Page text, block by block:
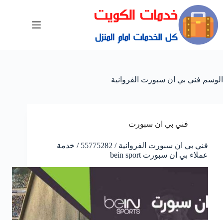
الوسم فني بي ان سبورت الفروانية
فني بي ان سبورت
فني بي ان سبورت الفروانية / 55775282 / خدمة
عملاء بي ان سبورت bein sport